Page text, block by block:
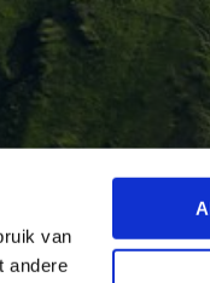
van
andere